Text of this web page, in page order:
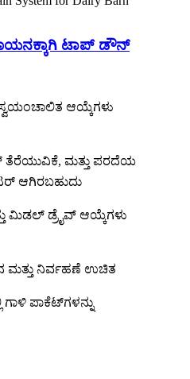
ಟಾಪ್ ಡೌನ್
ಸ್ವಯಂಚಾಲಿತ ಆಯ್ಕೆಗಳು
ತೆರೆಯುವಿಕೆ, ಮತ್ತು ಪರದೆಯ
ಆಗಿರಬಹುದು
ಮಿಡಲ್ ಡ್ರೈವ್ ಆಯ್ಕೆಗಳು
ಮತ್ತು ನಿರ್ವಹಣೆ ಉಚಿತ
ಪಾಕೆಟ್‌ಗಳನ್ನು